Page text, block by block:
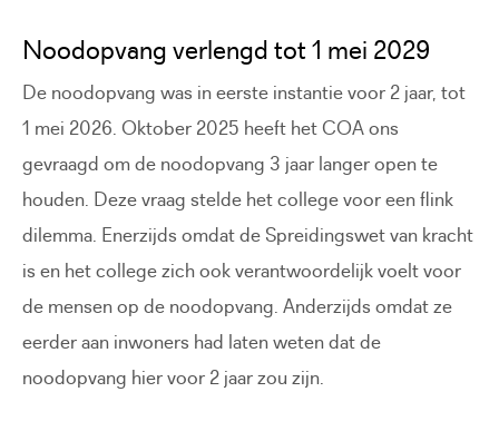
Noodopvang verlengd tot 1 mei 2029
De noodopvang was in eerste instantie voor 2 jaar, tot
1 mei 2026. Oktober 2025 heeft het COA ons
gevraagd om de noodopvang 3 jaar langer open te
houden. Deze vraag stelde het college voor een flink
dilemma. Enerzijds omdat de Spreidingswet van kracht
is en het college zich ook verantwoordelijk voelt voor
de mensen op de noodopvang. Anderzijds omdat ze
eerder aan inwoners had laten weten dat de
noodopvang hier voor 2 jaar zou zijn.